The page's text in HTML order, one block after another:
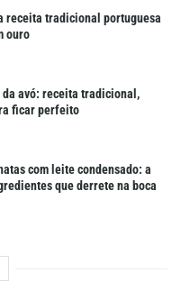
receita tradicional portuguesa
ouro
da avó: receita tradicional,
ficar perfeito
com leite condensado: a
que derrete na boca